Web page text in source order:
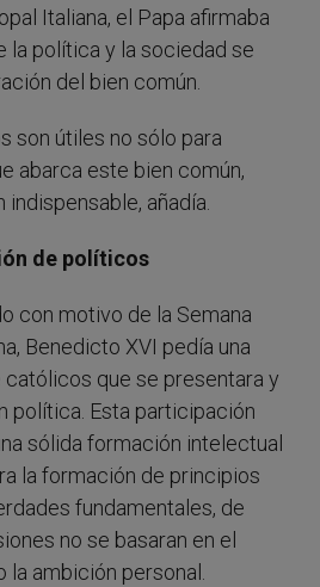
Italiana, el Papa afirmaba
la política y la sociedad se
del bien común.
son útiles no sólo para
abarca este bien común,
indispensable, añadía.
de políticos
con motivo de la Semana
Benedicto XVI pedía una
católicos que se presentara y
política. Esta participación
sólida formación intelectual
la formación de principios
fundamentales, de
no se basaran en el
la ambición personal.